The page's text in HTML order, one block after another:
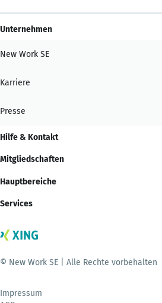
Unternehmen
New Work SE
Karriere
Presse
Hilfe & Kontakt
Mitgliedschaften
Hauptbereiche
Services
© New Work SE | Alle Rechte vorbehalten
Impressum